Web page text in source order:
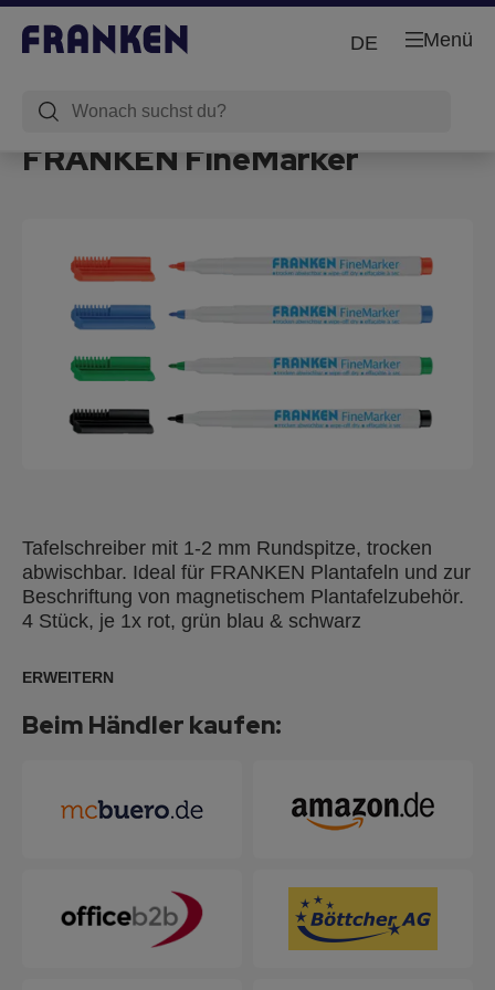
Menü
DE
FRANKEN FineMarker
Tafelschreiber mit 1-2 mm Rundspitze, trocken
abwischbar. Ideal für FRANKEN Plantafeln und zur
Beschriftung von magnetischem Plantafelzubehör.
4 Stück, je 1x rot, grün blau & schwarz
ERWEITERN
Beim Händler kaufen: